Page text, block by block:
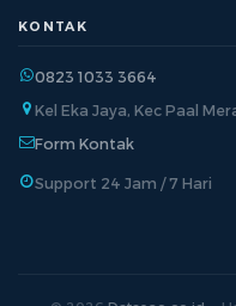
KONTAK
0823 1033 3664
Kel Eka Jaya, Kec Paal
Form Kontak
Support 24 Jam / 7 Hari